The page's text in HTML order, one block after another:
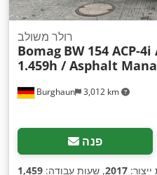
Burghaun 3,012 km
רולר משולב
Bomag BW 154 ACP-
1.459h / Asphalt
פנה
2017, שעות עבודה: